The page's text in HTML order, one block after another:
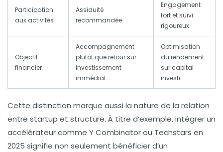
Participation
aux activités
Assiduité
recommandée
Engagement
fort et suivi
rigoureux
Objectif
financier
Accompagnement
plutôt que retour sur
investissement
immédiat
Optimisation
du rendement
sur capital
investi
Cette distinction marque aussi la nature de la relation
entre startup et structure. À titre d’exemple, intégrer un
accélérateur comme Y Combinator ou Techstars en
2025 signifie non seulement bénéficier d’un